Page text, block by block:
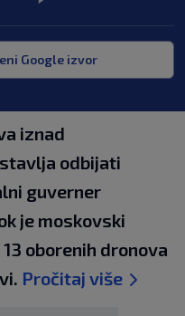
Google izvor
iznad
odbijati
guverner
je moskovski
oborenih dronova
Pročitaj više